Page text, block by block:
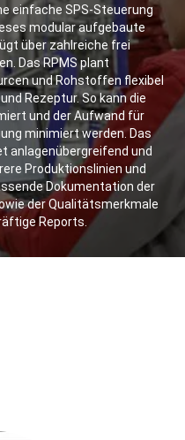
einfache SPS-Steuerung
modular aufgebaute
über zahlreiche frei
Das RPMS plant
und Rohstoffen flexibel
Rezeptur. So kann die
und der Aufwand für
minimiert werden. Das
anlagenübergreifend und
Produktionslinien und
Dokumentation der
der Qualitätsmerkmale
Reports.